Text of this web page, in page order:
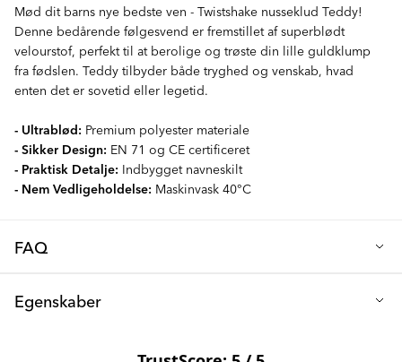
Mød dit barns nye bedste ven - Twistshake nusseklud Teddy!
Denne bedårende følgesvend er fremstillet af superblødt
velourstof, perfekt til at berolige og trøste din lille guldklump
fra fødslen. Teddy tilbyder både tryghed og venskab, hvad
enten det er sovetid eller legetid.
- Ultrablød: Premium polyester materiale
- Sikker Design: EN 71 og CE certificeret
- Praktisk Detalje: Indbygget navneskilt
- Nem Vedligeholdelse: Maskinvask 40°C
FAQ
Denne superbløde nusseklud er designet til at være dit barns
velourstof er denne 30 x 30 cm store nusseklud udstyret med
Egenskaber